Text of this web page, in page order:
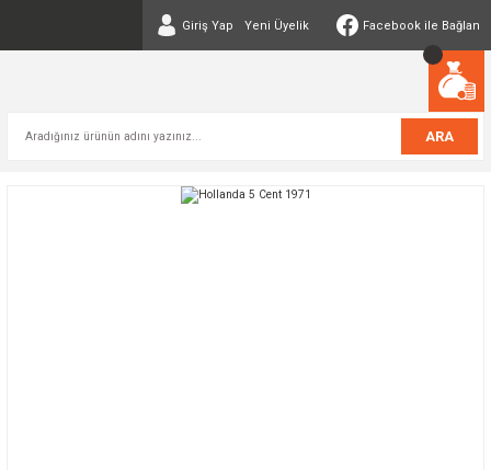
Giriş Yap Yeni Üyelik Facebook ile Bağlan
ARA